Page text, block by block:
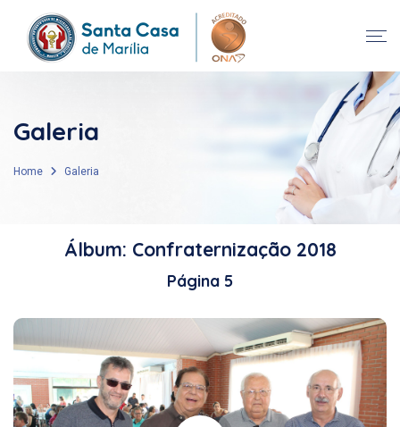
Galeria
Home Galeria
Álbum: Confraternização 2018
Página 5